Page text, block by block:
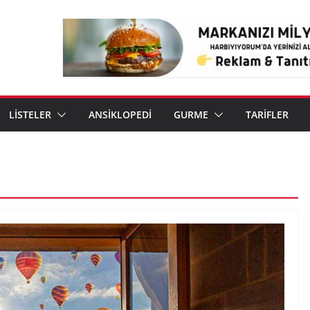
LİSTELER ANSİKLOPEDİ GURME TARİFLER